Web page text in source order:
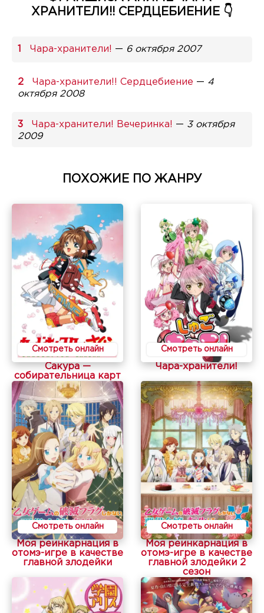
ХРАНИТЕЛИ!! СЕРДЦЕБИЕНИЕ 👇
Чара-хранители! — 6 октября 2007
Чара-хранители!! Сердцебиение — 4
октября 2008
Чара-хранители! Вечеринка! — 3 октября
2009
ПОХОЖИЕ ПО ЖАНРУ
Смотреть онлайн
Сакура —
собирательница карт
Смотреть онлайн
Чара-хранители!
Смотреть онлайн
Моя реинкарнация в
отомэ-игре в качестве
главной злодейки
Смотреть онлайн
Моя реинкарнация в
отомэ-игре в качестве
главной злодейки 2
сезон